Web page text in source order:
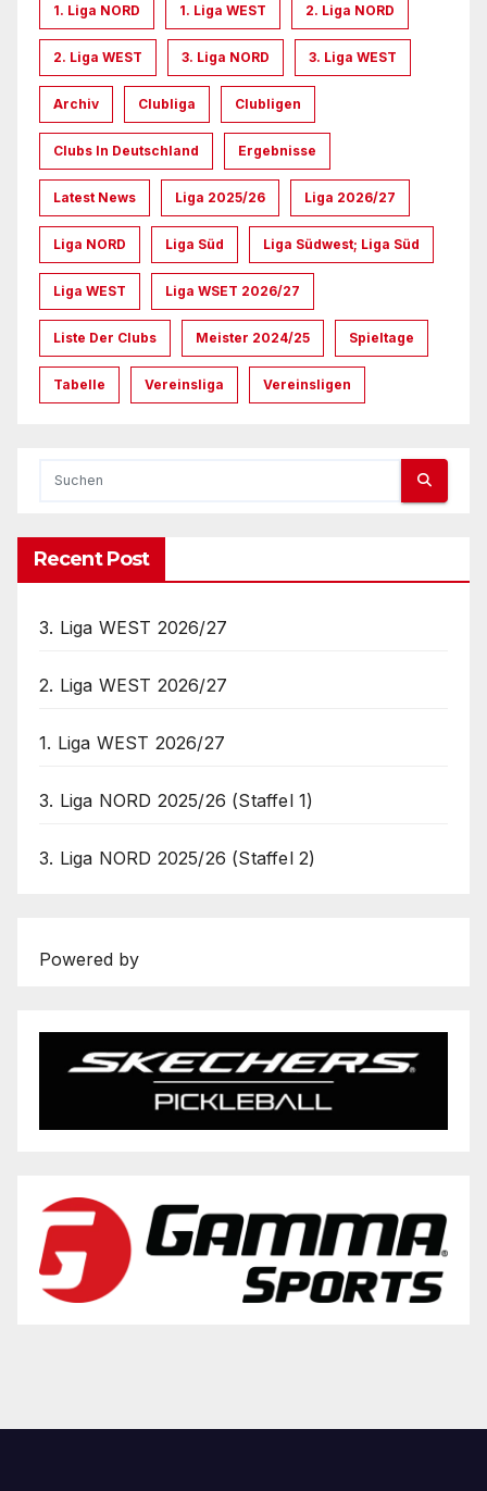
1. Liga NORD 1. Liga WEST 2. Liga NORD
2. Liga WEST 3. Liga NORD 3. Liga WEST
Archiv Clubliga Clubligen
Clubs In Deutschland Ergebnisse
Latest News Liga 2025/26 Liga 2026/27
Liga NORD Liga Süd Liga Südwest; Liga Süd
Liga WEST Liga WSET 2026/27
Liste Der Clubs Meister 2024/25 Spieltage
Tabelle Vereinsliga Vereinsligen
Recent Post
3. Liga WEST 2026/27
2. Liga WEST 2026/27
1. Liga WEST 2026/27
3. Liga NORD 2025/26 (Staffel 1)
3. Liga NORD 2025/26 (Staffel 2)
Powered by